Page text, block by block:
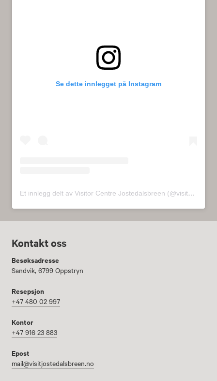
Se dette innlegget på Instagram
Et innlegg delt av Visitor Centre Jostedalsbreen (@visitorcenterjostedalsbreen)
Kontakt oss
Besøksadresse
Sandvik, 6799 Oppstryn
Resepsjon
+47 480 02 997
Kontor
+47 916 23 883
Epost
mail@visitjostedalsbreen.no